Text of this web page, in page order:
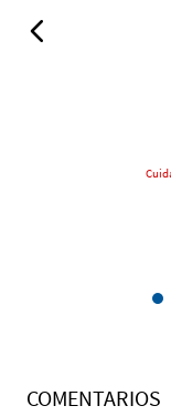
COMENTARIOS